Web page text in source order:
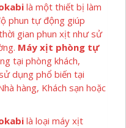
là một thiết bị làm
phun tự động giúp
gian phun xịt như sử
Máy xịt phòng tự
tại phòng khách,
dụng phổ biến tại
hàng, Khách sạn hoặc
là loại máy xịt